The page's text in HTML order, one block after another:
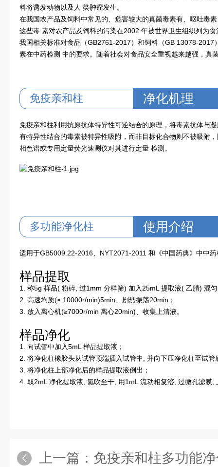
料将诱发动物以及人 类肿瘤发生。
在我国农产品及饲料中常见的、危害较大的真菌毒素有、呕吐毒
这些毒 素对农产品及饲料的污染在2002 年被世界卫生组织列为
我国相关标准对食品（GB2761-2017）和饲料（GB 13078-
素在中药检测 中的要求。随着社会对食品安全重视越来越强，真
免疫亲和柱 净化机理
免疫亲和柱利用抗原抗体特异性可逆结合的原理，将毒素抗体与
有特异性结合的毒素被特异性吸附，而非目标化合物则不被吸附
相色谱或专用定量荧光速测仪对其进行定量 检测。
多功能净化柱 使用介绍
适用于GB5009.22-2016、NYT2071-2011 和《中国药典》中中药
样品提取
1. 称5g 样品( 粉碎, 过1mm 分样筛) 加入25mL 提取液( 乙腈) 混
2. 高速均质(≥ 10000r/min)5min、剧烈振荡20min；
3. 放入离心机(≥7000r/min 离心20min)、收集上清液。
样品净化
1. 向试管中加入5mL 样品提取液；
2. 将净化柱橡胶头从试管顶端插入试管中, 并向下压净化柱至试管
3. 将净化柱上部净化后的样品提取液倒出；
4. 取2mL 净化提取液, 氮吹至干, 用1mL 流动相复溶, 过微孔滤膜,
上一篇： 免疫亲和柱多功能净化柱(